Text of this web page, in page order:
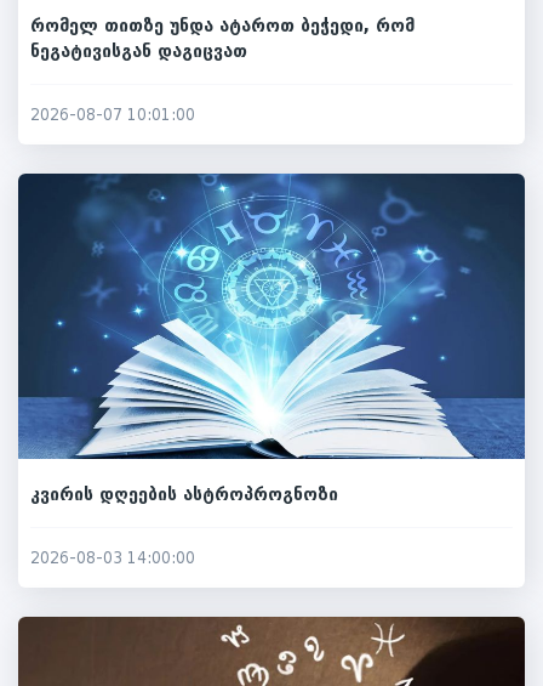
რომელ თითზე უნდა ატაროთ ბეჭედი, რომ
ნეგატივისგან დაგიცვათ
2026-08-07 10:01:00
კვირის დღეების ასტროპროგნოზი
2026-08-03 14:00:00